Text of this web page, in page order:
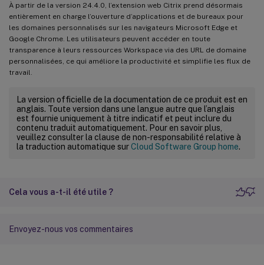
À partir de la version 24.4.0, l’extension web Citrix prend désormais
entièrement en charge l’ouverture d’applications et de bureaux pour
les domaines personnalisés sur les navigateurs Microsoft Edge et
Google Chrome. Les utilisateurs peuvent accéder en toute
transparence à leurs ressources Workspace via des URL de domaine
personnalisées, ce qui améliore la productivité et simplifie les flux de
travail.
La version officielle de la documentation de ce produit est en
anglais. Toute version dans une langue autre que l’anglais
est fournie uniquement à titre indicatif et peut inclure du
contenu traduit automatiquement. Pour en savoir plus,
veuillez consulter la clause de non-responsabilité relative à
la traduction automatique surCloud Software Group home.
Cela vous a-t-il été utile ?
Envoyez-nous vos commentaires